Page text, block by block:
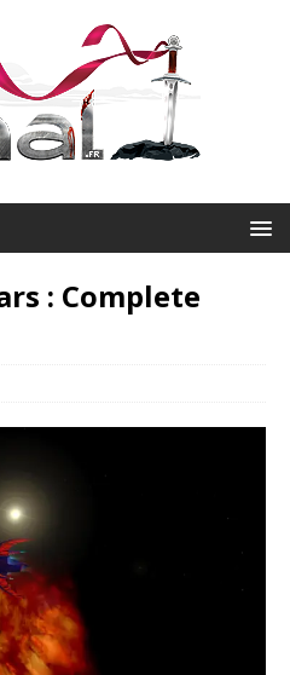
: Complete